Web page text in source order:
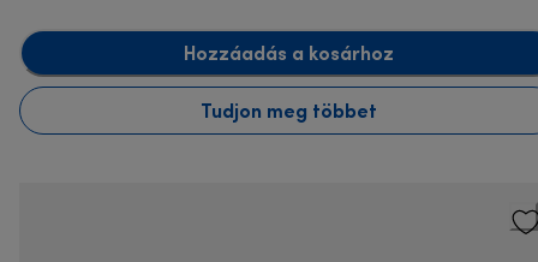
Hozzáadás a kosárhoz
Tudjon meg többet